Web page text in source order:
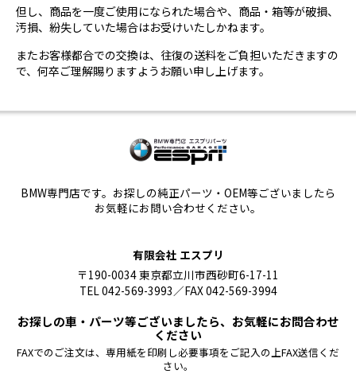
但し、商品を一度ご使用になられた場合や、商品・箱等が破損、
汚損、紛失していた場合はお受けいたしかねます。
またお客様都合での交換は、往復の送料をご負担いただきますの
で、何卒ご理解賜りますようお願い申し上げます。
BMW専門店です。お探しの純正パーツ・OEM等ございましたら
お気軽にお問い合わせください。
有限会社 エスプリ
〒190-0034 東京都立川市西砂町6-17-11
TEL 042-569-3993／FAX 042-569-3994
お探しの車・パーツ等ございましたら、お気軽にお問合わせ
ください
FAXでのご注文は、専用紙を印刷し必要事項をご記入の上FAX送信くだ
さい。